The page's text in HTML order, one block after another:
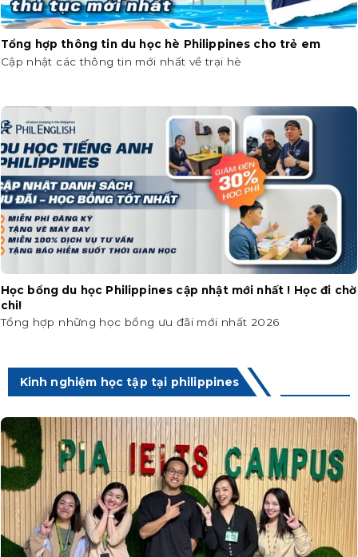
Tổng hợp thông tin du học hè Philippines cho trẻ em
Cập nhật các thông tin mới nhất về trại hè
Học bổng du học Philippines cập nhật mới nhất ! Học đi chờ
chi!
Tổng hợp những học bổng ưu đãi mới nhất 2026
Kinh nghiệm học tập tại philippines